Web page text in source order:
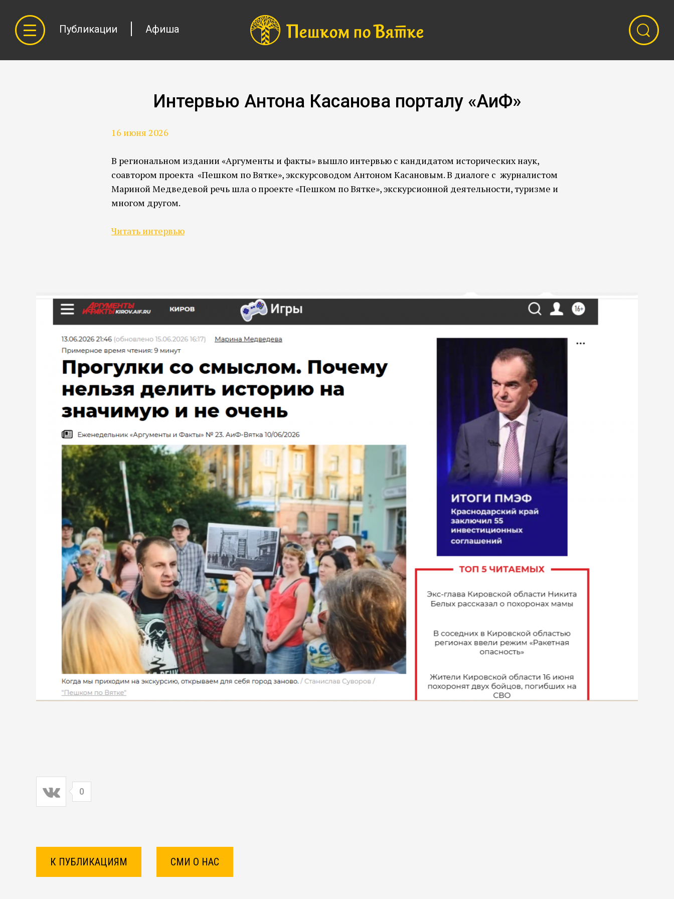
Публикации Афиша
Интервью Антона Касанова порталу «АиФ»
16 июня 2026
В региональном издании «Аргументы и факты» вышло интервью с кандидатом исторических наук,
соавтором проекта «Пешком по Вятке», экскурсоводом Антоном Касановым. В диалоге с журналистом
Мариной Медведевой речь шла о проекте «Пешком по Вятке», экскурсионной деятельности, туризме и
многом другом.
Читать интервью
0
К ПУБЛИКАЦИЯМ СМИ О НАС